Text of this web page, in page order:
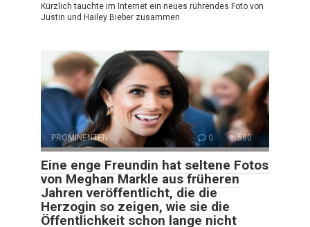
Kürzlich tauchte im Internet ein neues rührendes Foto von
Justin und Hailey Bieber zusammen
PROMINENTEN 0 580
Eine enge Freundin hat seltene Fotos
von Meghan Markle aus früheren
Jahren veröffentlicht, die die
Herzogin so zeigen, wie sie die
Öffentlichkeit schon lange nicht